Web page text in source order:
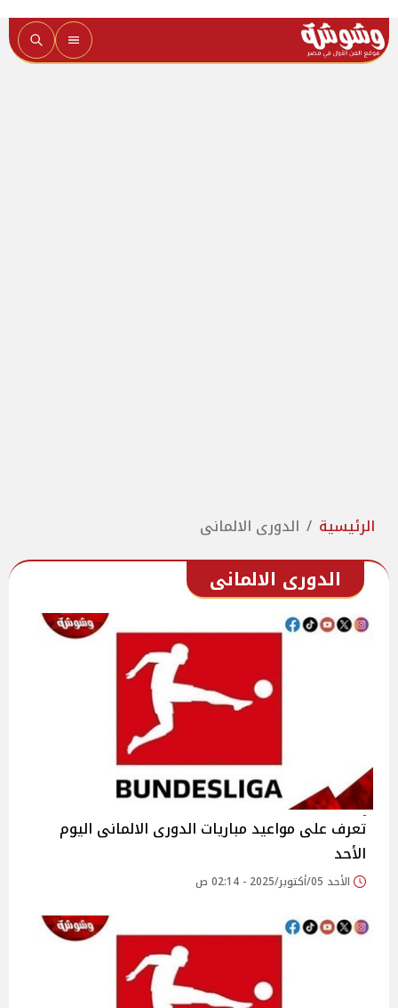
الرئيسية الدورى الالمانى
الدورى الالمانى
تعرف على مواعيد مباريات الدورى الالمانى اليوم
الأحد
الأحد 05/أكتوبر/2025 - 02:14 ص